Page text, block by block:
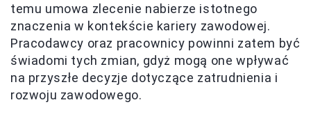
temu umowa zlecenie nabierze istotnego
znaczenia w kontekście kariery zawodowej.
Pracodawcy oraz pracownicy powinni zatem być
świadomi tych zmian, gdyż mogą one wpływać
na przyszłe decyzje dotyczące zatrudnienia i
rozwoju zawodowego.